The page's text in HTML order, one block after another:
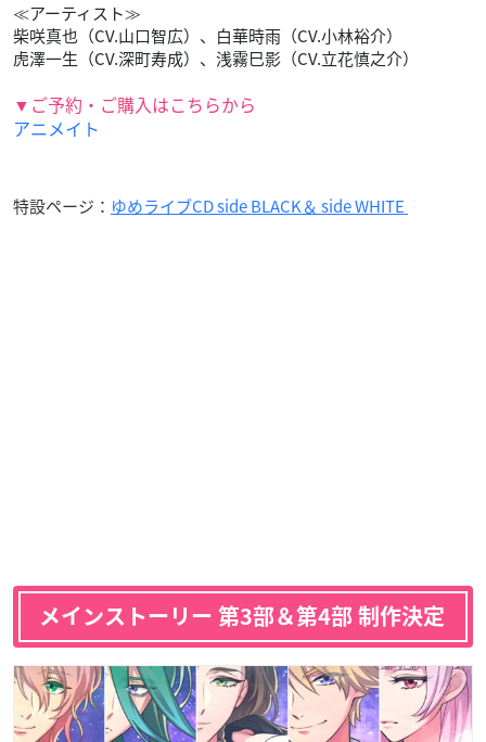
≪アーティスト≫
柴咲真也（CV.山口智広）、白華時雨（CV.小林裕介）
虎澤一生（CV.深町寿成）、浅霧巳影（CV.立花慎之介）
▼ご予約・ご購入はこちらから
アニメイト
特設ページ： ゆめライブCD side BLACK＆ side WHITE
メインストーリー 第3部＆第4部 制作決定